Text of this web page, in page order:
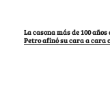
La casona más de 100
Petro afinó su cara a cara